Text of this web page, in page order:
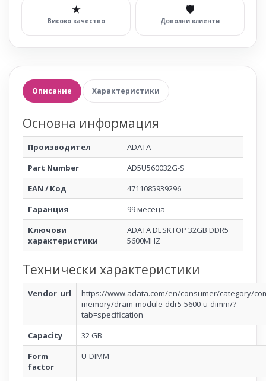
★
Високо качество
🛡
Доволни клиенти
Описание Характеристики
Основна информация
Производител
ADATA
Part Number
AD5U560032G-S
EAN / Код
4711085939296
Гаранция
99 месеца
Ключови
характеристики
ADATA DESKTOP 32GB DDR5
5600MHZ
Технически характеристики
Vendor_url
https://www.adata.com/en/consumer/category/
memory/dram-module-ddr5-5600-u-dimm/?
tab=specification
Capacity
32 GB
Form
factor
U-DIMM